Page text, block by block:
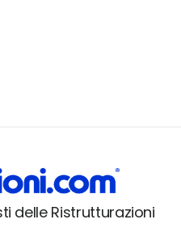
delle Ristrutturazioni